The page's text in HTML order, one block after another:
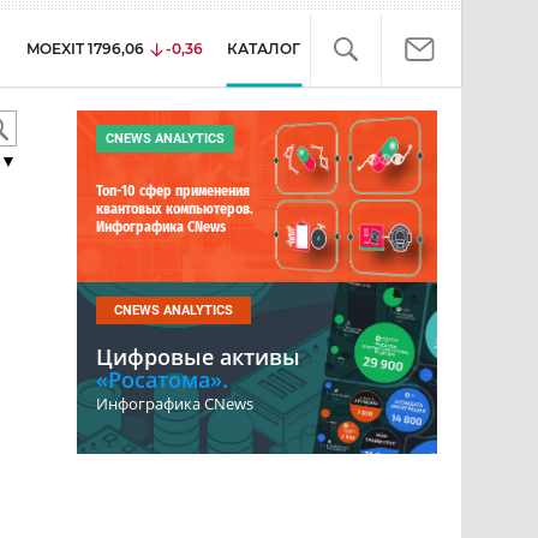
MOEXIT 1796,06 -0,36 КАТАЛОГ
▼
CNEWS ANALYTICS
Топ-10 сфер применения
квантовых компьютеров.
Инфографика CNews
CNEWS ANALYTICS
Цифровые активы
«Росатома».
Инфографика CNews